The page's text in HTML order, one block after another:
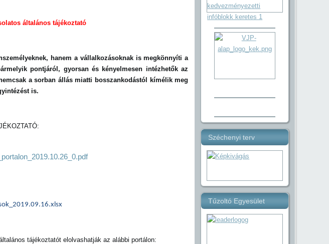
általános tájékoztató
hanem a vállalkozásoknak is megkönnyíti a
pontjáról, gyorsan és kényelmesen intézhetők az
a sorban állás miatti bosszankodástól kímélik meg
is.
tájékoztatót elolvashatják az alábbi portálon:
Széchenyi terv
Tűzoltó Egyesület